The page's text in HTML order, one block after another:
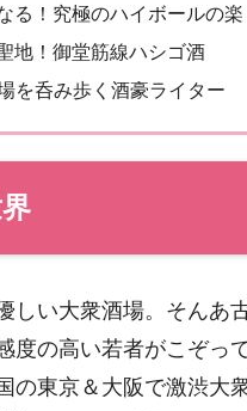
る！究極のハイボールの
地！御堂筋線ハシゴ酒
を呑み歩く酒豪ライター
しい大衆酒場。そんあ
度の高い若者がこぞっ
の東京＆大阪で激渋大